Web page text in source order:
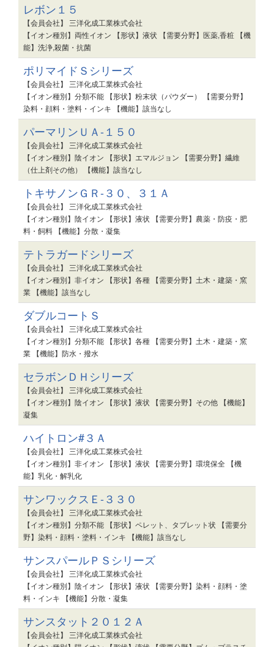
レボン１５
【会員会社】 三洋化成工業株式会社
【イオン種別】両性イオン 【形状】液状 【需要分野】医薬,香粧 【機
能】洗浄,殺菌・抗菌
ポリマイドＳシリーズ
【会員会社】 三洋化成工業株式会社
【イオン種別】分類不能 【形状】粉末状（パウダー） 【需要分野】
染料・顔料・塗料・インキ 【機能】該当なし
パーマリンＵＡ-１５０
【会員会社】 三洋化成工業株式会社
【イオン種別】陰イオン 【形状】エマルジョン 【需要分野】繊維
（仕上剤その他） 【機能】該当なし
トキサノンＧＲ-３０、３１Ａ
【会員会社】 三洋化成工業株式会社
【イオン種別】陰イオン 【形状】液状 【需要分野】農薬・防疫・肥
料・飼料 【機能】分散・凝集
テトラガードシリーズ
【会員会社】 三洋化成工業株式会社
【イオン種別】非イオン 【形状】各種 【需要分野】土木・建築・窯
業 【機能】該当なし
ダブルコートＳ
【会員会社】 三洋化成工業株式会社
【イオン種別】分類不能 【形状】各種 【需要分野】土木・建築・窯
業 【機能】防水・撥水
セラボンＤＨシリーズ
【会員会社】 三洋化成工業株式会社
【イオン種別】陰イオン 【形状】液状 【需要分野】その他 【機能】
凝集
ハイトロン#３Ａ
【会員会社】 三洋化成工業株式会社
【イオン種別】非イオン 【形状】液状 【需要分野】環境保全 【機
能】乳化・解乳化
サンワックスＥ-３３０
【会員会社】 三洋化成工業株式会社
【イオン種別】分類不能 【形状】ペレット、タブレット状 【需要分
野】染料・顔料・塗料・インキ 【機能】該当なし
サンスパールＰＳシリーズ
【会員会社】 三洋化成工業株式会社
【イオン種別】陰イオン 【形状】液状 【需要分野】染料・顔料・塗
料・インキ 【機能】分散・凝集
サンスタット２０１２Ａ
【会員会社】 三洋化成工業株式会社